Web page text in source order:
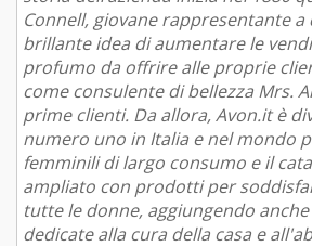
Connell, giovane rappresentante a
brillante idea di aumentare le
profumo da offrire alle proprie
come consulente di bellezza Mrs.
prime clienti. Da allora, Avon.it è
numero uno in Italia e nel mondo
femminili di largo consumo e il
ampliato con prodotti per
tutte le donne, aggiungendo
dedicate alla cura della casa e